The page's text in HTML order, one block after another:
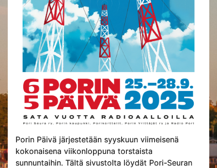
Porin Päivä järjestetään syyskuun viimeisenä
kokonaisena viikonloppuna torstaista
sunnuntaihin. Tältä sivustolta löydät Pori-Seuran